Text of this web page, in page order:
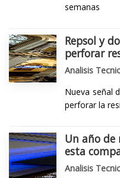
semanas
Repsol y
perforar
Analisis
Nueva señal
perforar la
Un año
esta
Analisis